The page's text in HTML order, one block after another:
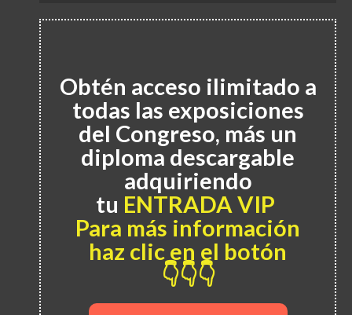
Obtén acceso ilimitado a
todas las exposiciones
del Congreso, más un
diploma descargable
adquiriendo
tu ENTRADA VIP
Para más información
haz clic en el botón
👇👇👇